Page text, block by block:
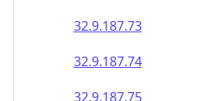
32.9.187.73
32.9.187.74
32.9.187.75